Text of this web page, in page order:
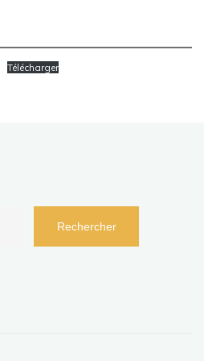
Télécharger
Rechercher